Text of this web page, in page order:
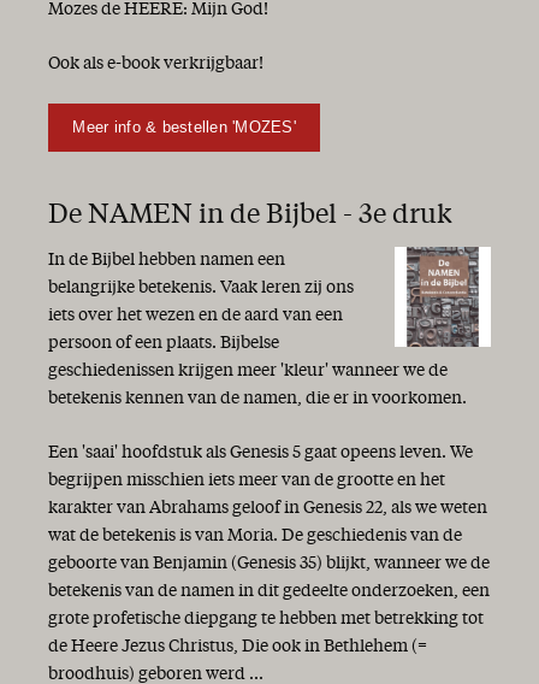
Goed Nieuws!
Bijzonder jaar
“Ik ben de Eerste en de Laatste...”
Linksom of rechtsom
God is getrouw!
Geen leven zonder hoop
Wandelen in de liefde
Alle geestelijke zegen
Mozes de HEERE: Mijn God!
Ook als e-book verkrijgbaar!
Meer info & bestellen 'MOZES'
De NAMEN in de Bijbel - 3e druk
In de Bijbel hebben namen een
belangrijke betekenis. Vaak leren zij ons
iets over het wezen en de aard van een
persoon of een plaats. Bijbelse
geschiedenissen krijgen meer 'kleur' wanneer we de
betekenis kennen van de namen, die er in voorkomen.
Een 'saai' hoofdstuk als Genesis 5 gaat opeens leven. We
begrijpen misschien iets meer van de grootte en het
karakter van Abrahams geloof in Genesis 22, als we weten
wat de betekenis is van Moria. De geschiedenis van de
geboorte van Benjamin (Genesis 35) blijkt, wanneer we de
betekenis van de namen in dit gedeelte onderzoeken, een
grote profetische diepgang te hebben met betrekking tot
de Heere Jezus Christus, Die ook in Bethlehem (=
broodhuis) geboren werd ...